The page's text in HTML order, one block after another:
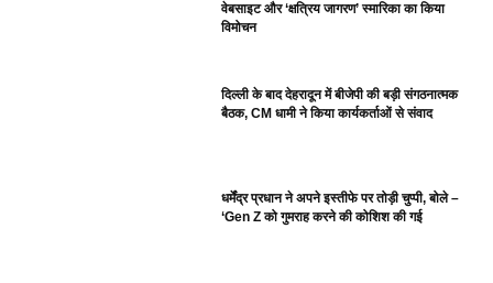
वेबसाइट और ‘क्षत्रिय जागरण’ स्मारिका का किया
विमोचन
दिल्ली के बाद देहरादून में बीजेपी की बड़ी संगठनात्मक
बैठक, CM धामी ने किया कार्यकर्ताओं से संवाद
धर्मेंद्र प्रधान ने अपने इस्तीफे पर तोड़ी चुप्पी, बोले –
‘Gen Z को गुमराह करने की कोशिश की गई